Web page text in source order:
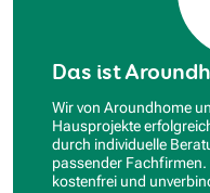
Das ist
Wir von Aroundhome
Hausprojekte
durch individuelle
passender Fachfirmen.
kostenfrei und